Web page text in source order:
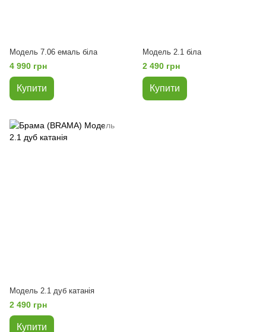
Модель 7.06 емаль біла
4 990 грн
Купити
Модель 2.1 біла
2 490 грн
Купити
Модель 2.1 дуб катанія
2 490 грн
Купити